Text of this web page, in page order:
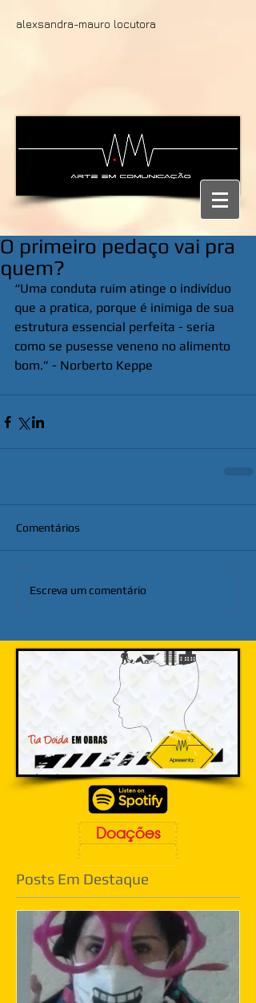
alexsandra-mauro locutora
O primeiro pedaço vai pra
quem?
“Uma conduta ruim atinge o indivíduo
que a pratica, porque é inimiga de sua
estrutura essencial perfeita - seria
como se pusesse veneno no alimento
bom.” - Norberto Keppe
Comentários
Escreva um comentário
Doações
Posts Em Destaque